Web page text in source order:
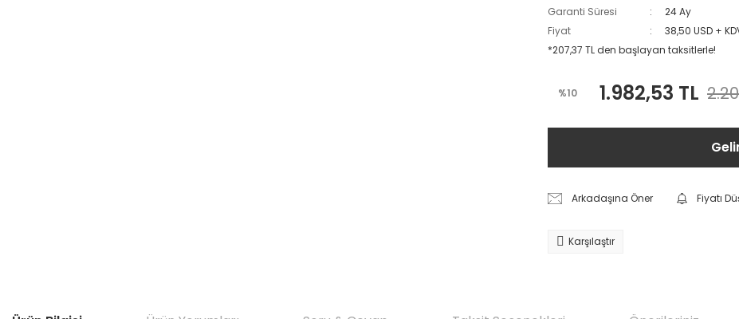
Garanti Süresi
24 Ay
Fiyat
38,50 USD +
*207,37 TL den başlayan taksitlerle!
%10 1.982,53 TL
Arkadaşına Öner Fiyatı
Karşılaştır